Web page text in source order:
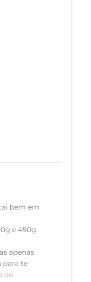
bem em
e 450g.
apenas
para te
de